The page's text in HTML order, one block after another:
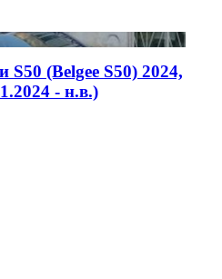
(Belgee S50) 2024,
- н.в.)